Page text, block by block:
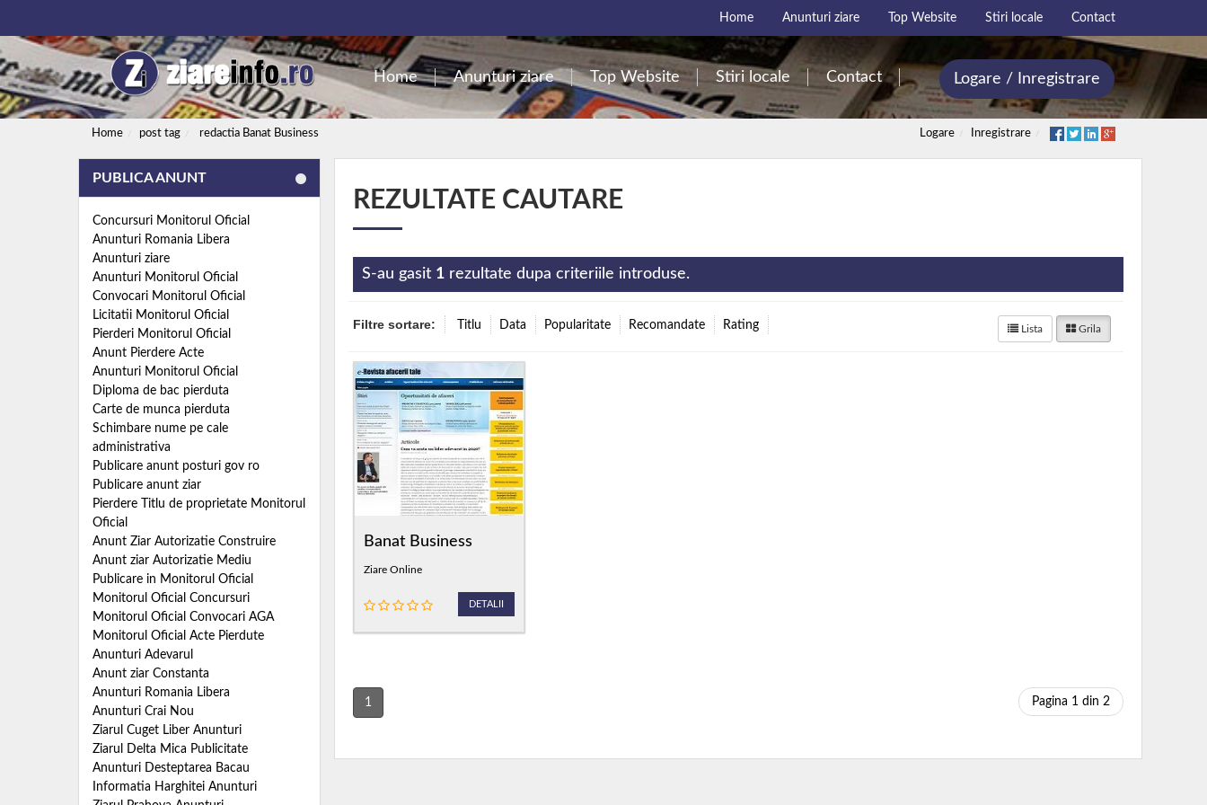
Home Anunturi ziare Top Website Stiri locale Contact
Home Anunturi ziare Top Website Stiri locale Contact Logare / Inregistrare
Home post tag redactia Banat Business Logare Inregistrare
PUBLICA ANUNT
Concursuri Monitorul Oficial
Anunturi Romania Libera
Anunturi ziare
Anunturi Monitorul Oficial
Convocari Monitorul Oficial
Licitatii Monitorul Oficial
Pierderi Monitorul Oficial
Anunt Pierdere Acte
Anunturi Monitorul Oficial
Diploma de bac pierduta
Carte de munca pierduta
Schimbare nume pe cale
administrativa
Publicare anunt posturi gov ro
Publicare anunt ziar
Pierdere Titlu de proprietate Monitorul
Oficial
Anunt Ziar Autorizatie Construire
Anunt ziar Autorizatie Mediu
Publicare in Monitorul Oficial
Monitorul Oficial Concursuri
Monitorul Oficial Convocari AGA
Monitorul Oficial Acte Pierdute
Anunturi Adevarul
Anunt ziar Constanta
Anunturi Romania Libera
Anunturi Crai Nou
Ziarul Cuget Liber Anunturi
Ziarul Delta Mica Publicitate
Anunturi Desteptarea Bacau
Informatia Harghitei Anunturi
REZULTATE CAUTARE
S-au gasit 1 rezultate dupa criteriile introduse.
Filtre sortare: Titlu Data Popularitate Recomandate Rating Lista Grila
Banat Business
Ziare Online
DETALII
1 Pagina 1 din 2